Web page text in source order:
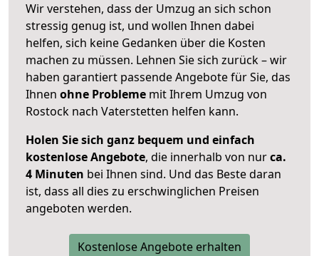
Wir verstehen, dass der Umzug an sich schon
stressig genug ist, und wollen Ihnen dabei
helfen, sich keine Gedanken über die Kosten
machen zu müssen. Lehnen Sie sich zurück – wir
haben garantiert passende Angebote für Sie, das
Ihnen ohne Probleme mit Ihrem Umzug von
Rostock nach Vaterstetten helfen kann.
Holen Sie sich ganz bequem und einfach
kostenlose Angebote, die innerhalb von nurca.
4 Minuten bei Ihnen sind. Und das Beste daran
ist, dass all dies zu erschwinglichen Preisen
angeboten werden.
Kostenlose Angebote erhalten